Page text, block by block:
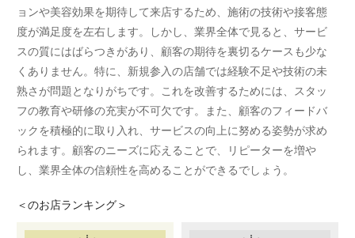
ョンや美容効果を期待して来店するため、施術の技術や接客態
度が満足度を左右します。しかし、業界全体で見ると、サービ
スの質にはばらつきがあり、顧客の期待を裏切るケースも少な
くありません。特に、新規参入の店舗では経験不足や技術の未
熟さが問題となりがちです。これを改善するためには、スタッ
フの教育や研修の充実が不可欠です。また、顧客のフィードバ
ックを積極的に取り入れ、サービスの向上に努める姿勢が求め
られます。顧客のニーズに応えることで、リピーターを増や
し、業界全体の信頼性を高めることができるでしょう。
＜のお店ランキング＞